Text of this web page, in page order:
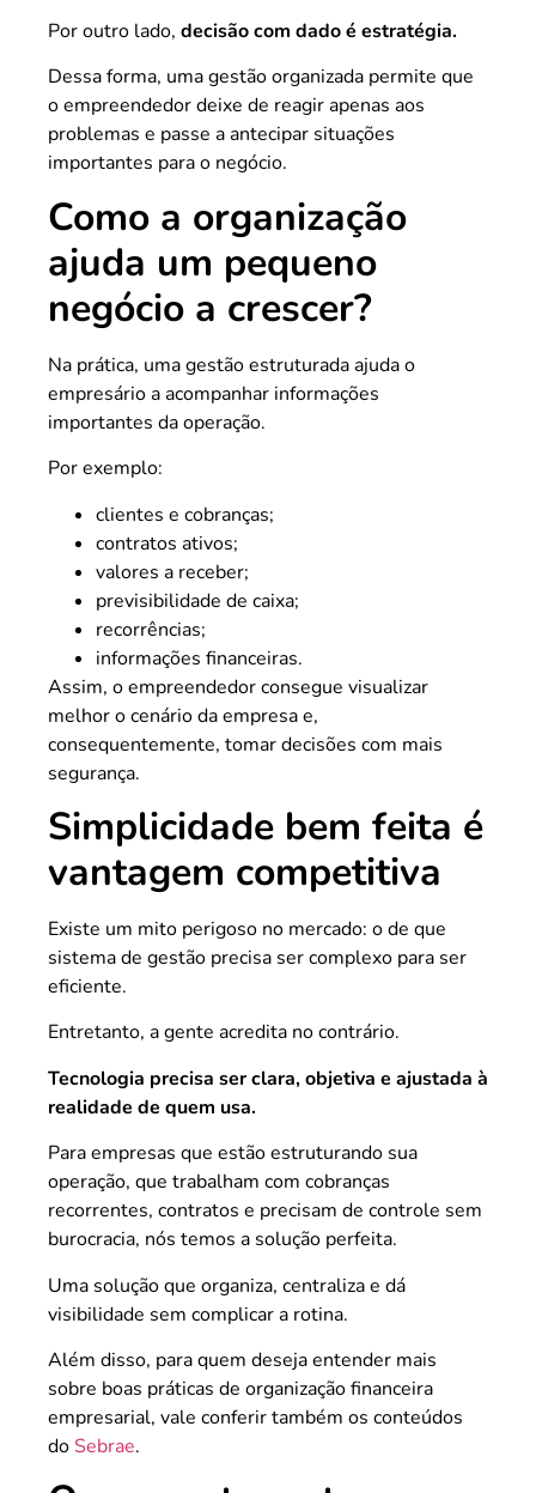
Por outro lado, decisão com dado é estratégia.
Dessa forma, uma gestão organizada permite que
o empreendedor deixe de reagir apenas aos
problemas e passe a antecipar situações
importantes para o negócio.
Como a organização
ajuda um pequeno
negócio a crescer?
Na prática, uma gestão estruturada ajuda o
empresário a acompanhar informações
importantes da operação.
Por exemplo:
clientes e cobranças;
contratos ativos;
valores a receber;
previsibilidade de caixa;
recorrências;
informações financeiras.
Assim, o empreendedor consegue visualizar
melhor o cenário da empresa e,
consequentemente, tomar decisões com mais
segurança.
Simplicidade bem feita é
vantagem competitiva
Existe um mito perigoso no mercado: o de que
sistema de gestão precisa ser complexo para ser
eficiente.
Entretanto, a gente acredita no contrário.
Tecnologia precisa ser clara, objetiva e ajustada à
realidade de quem usa.
Para empresas que estão estruturando sua
operação, que trabalham com cobranças
recorrentes, contratos e precisam de controle sem
burocracia, nós temos a solução perfeita.
Uma solução que organiza, centraliza e dá
visibilidade sem complicar a rotina.
Além disso, para quem deseja entender mais
sobre boas práticas de organização financeira
empresarial, vale conferir também os conteúdos
do Sebrae.